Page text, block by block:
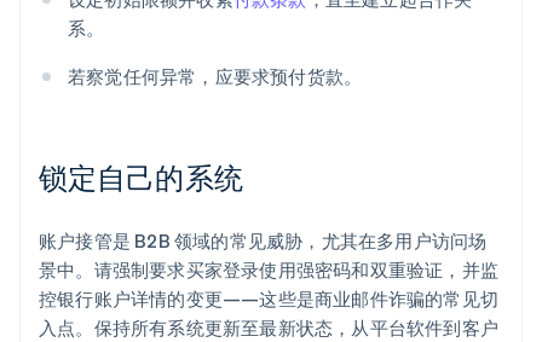
系。
若察觉任何异常，应要求预付货款。
锁定自己的系统
账户接管是 B2B 领域的常见威胁，尤其在多用户访问场
景中。请强制要求买家登录使用强密码和双重验证，并监
控银行账户详情的变更——这些是商业邮件诈骗的常见切
入点。保持所有系统更新至最新状态，从平台软件到客户